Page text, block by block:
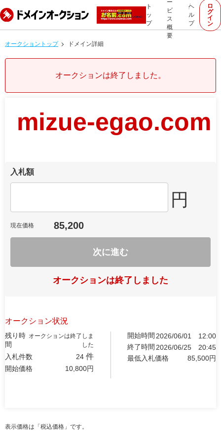
ト
ッ
プ
ー
ビ
ス
概
要
ヘ
ル
プ
ロ
グ
イ
ン
オークショントップ ドメイン詳細
オークションは終了しました。
mizue-egao.com
入札額
円
現在価格 85,200
次に進む
オークションは終了しました
オークション状況
残り時
間
オークションは終了しま
した
入札件数 24 件
開始価格 10,800円
開始時間 2026/06/01
12:00
終了時間 2026/06/25
20:45
最低入札価格
85,500円
表示価格は「税込価格」です。